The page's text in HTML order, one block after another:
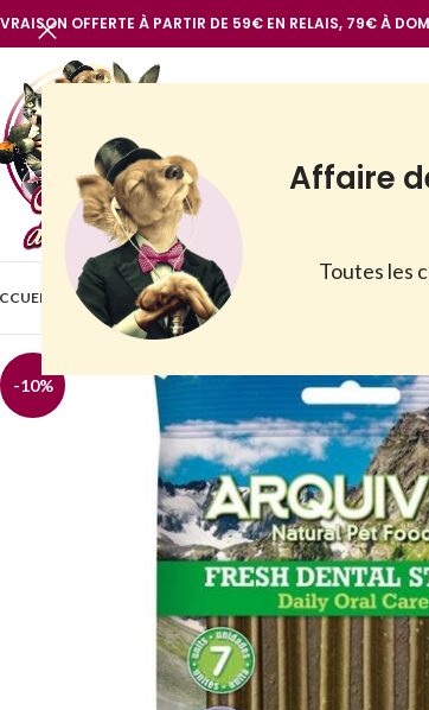
Affaire
Toutes les
OFFERTE À PARTIR DE 59€ EN RELAIS, 79€ À
VOIR TOUT
BOUTIQUE
NOTRE MARQUE
-10%